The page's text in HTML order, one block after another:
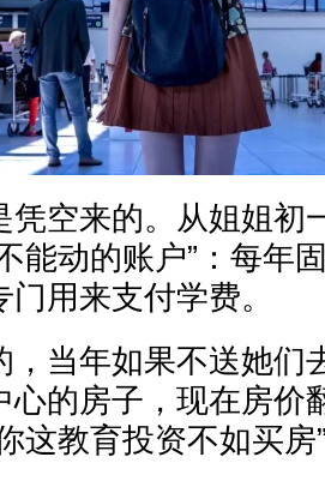
凭空来的。从姐姐初
能动的账户”：每年
用来支付学费。
，当年如果不送她们
心的房子，现在房价
这教育投资不如买